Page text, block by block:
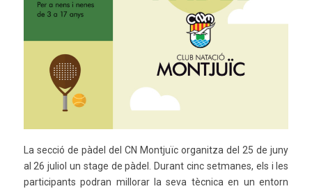
La secció de pàdel del CN Montjuïc organitza del 25 de juny
al 26 juliol un stage de pàdel. Durant cinc setmanes, els i les
participants podran millorar la seva tècnica en un entorn